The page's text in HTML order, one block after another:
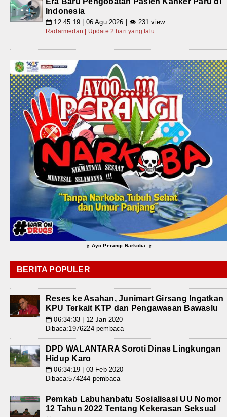
Indonesia
📅 12:45:19 | 06 Agu 2026 | 👁 231 view
Radarmedan | Update 2 hari yang lalu
⇑ Ayo Perangi Narkoba ⇑
BERITA POPULER
Reses ke Asahan, Junimart Girsang Ingatkan
KPU Terkait KTP dan Pengawasan Bawaslu
📅 06:34:33 | 12 Jan 2020
Dibaca:1976224 pembaca
DPD WALANTARA Soroti Dinas Lingkungan
Hidup Karo
📅 06:34:19 | 03 Feb 2020
Dibaca:574244 pembaca
Pemkab Labuhanbatu Sosialisasi UU Nomor
12 Tahun 2022 Tentang Kekerasan Seksual